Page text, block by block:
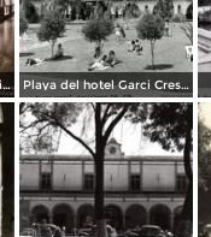
Corredor del Hotel Peñafiel Playa del hotel Garci Crespo